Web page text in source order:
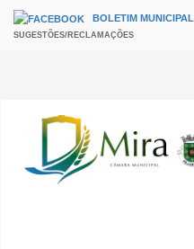
Passar para o conteúdo principal
HEADER
BOLETIM MUNICIPAL
SUGESTÕES/RECLAMAÇÕES